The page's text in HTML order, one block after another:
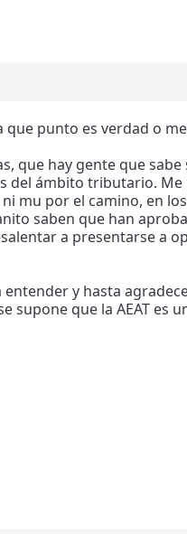
punto es verdad o
que hay gente que
del ámbito tributario.
mu por el camino, en
saben que han
a presentarse a
y hasta
supone que la AEAT es